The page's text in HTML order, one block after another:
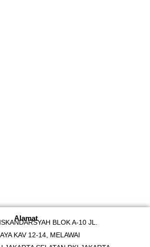
Alamat
BLOK A-10 JL.
KAV 12-14, MELAWAI